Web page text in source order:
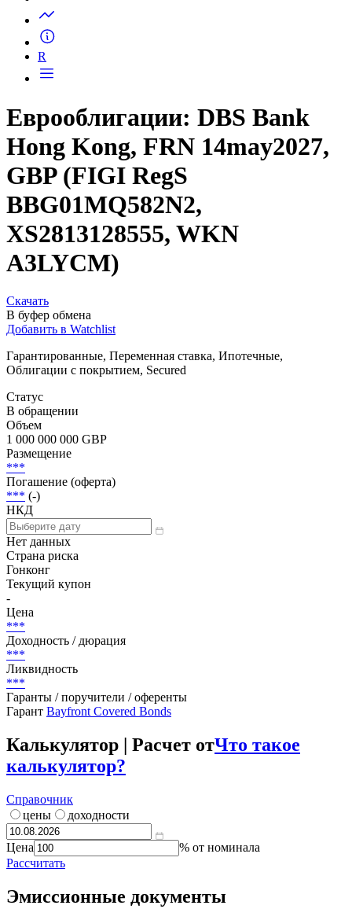
Еврооблигации: DBS Bank
Hong Kong, FRN 14may2027,
GBP (FIGI RegS
BBG01MQ582N2,
A3LYCM)
Скачать
В буфер обмена
Гарантированные, Переменная ставка, Ипотечные,
Облигации с покрытием, Secured
Статус
В обращении
Объем
1 000 000 000 GBP
Размещение
***
Погашение (оферта)
*** (-)
НКД
Страна риска
Гонконг
Текущий купон
-
Цена
***
Доходность / дюрация
***
***
Гаранты / поручители / оференты
Гарант Bayfront Covered Bonds
Калькулятор | Расчет от
калькулятор?
Справочник
цены
Цена
% от номинала